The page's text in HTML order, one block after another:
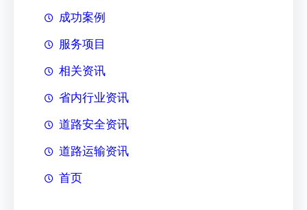
成功案例
服务项目
相关资讯
省内行业资讯
道路安全资讯
道路运输资讯
首页